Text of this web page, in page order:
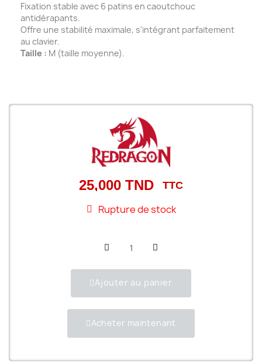
Fixation stable avec 6 patins en caoutchouc
antidérapants.
Offre une stabilité maximale, s'intégrant parfaitement
au clavier.
Taille : M (taille moyenne).
25,000 TND TTC
Rupture de stock
Ajouter au panier
Acheter maintenant